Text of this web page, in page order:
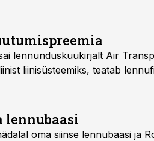
lennunduskuukirjalt Air
liinisüsteemiks, teatab
oma siinse lennubaasi ja